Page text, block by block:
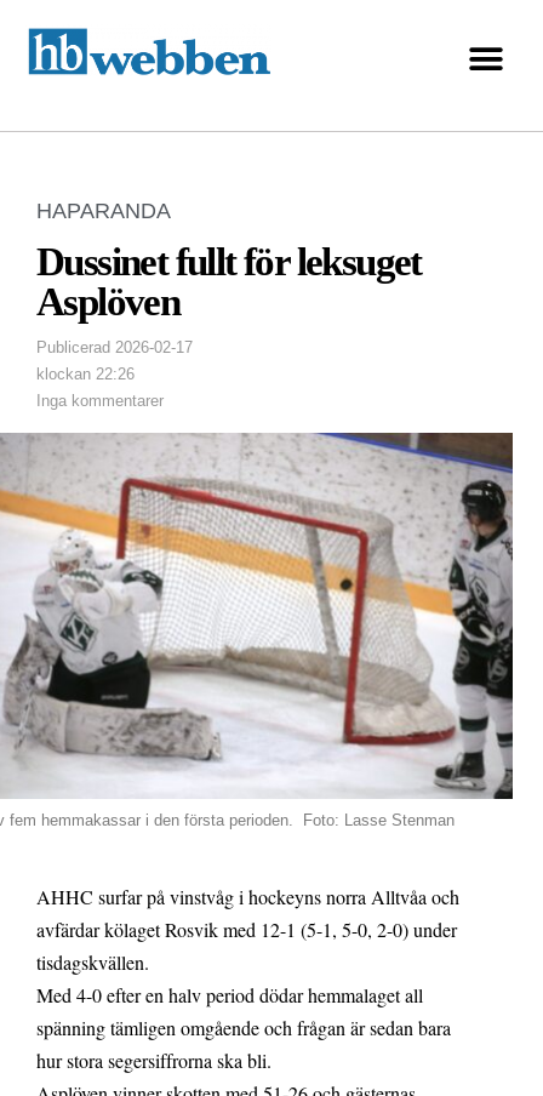
HAPARANDA
Dussinet fullt för leksuget
Asplöven
Publicerad 2026-02-17
klockan 22:26
Inga kommentarer
fem hemmakassar i den första perioden. Foto: Lasse Stenman
AHHC surfar på vinstvåg i hockeyns norra Alltvåa och
avfärdar kölaget Rosvik med 12-1 (5-1, 5-0, 2-0) under
tisdagskvällen.
Med 4-0 efter en halv period dödar hemmalaget all
spänning tämligen omgående och frågan är sedan bara
hur stora segersiffrorna ska bli.